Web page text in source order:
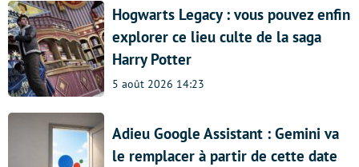
Hogwarts Legacy : vous pouvez enfin
explorer ce lieu culte de la saga
Harry Potter
5 août 2026 14:23
Adieu Google Assistant : Gemini va
le remplacer à partir de cette date